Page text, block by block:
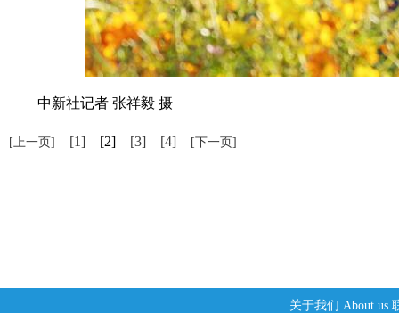
中新社记者 张祥毅 摄
[上一页] [1] [2] [3] [4] [下一页]
关于我们 About us